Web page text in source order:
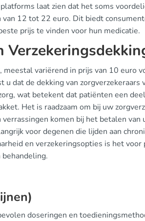
laat zien dat het soms
12 tot 22 euro. Dit biedt
prijs te vinden voor hun medicatie.
variërend in prijs van 10 euro
dat de dekking van zorgverzekeraars
wat betekent dat patiënten een
Het is raadzaam om bij uw
komen bij het betalen van
voor degenen die lijden aan
en verzekeringsopties is het voor
doseringen en